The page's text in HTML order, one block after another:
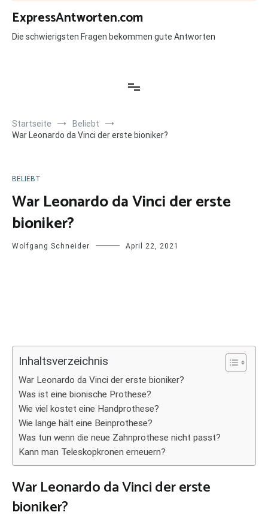
Zum
Inhalt
springen
ExpressAntworten.com
Die schwierigsten Fragen bekommen gute Antworten
Startseite
Beliebt
War Leonardo da Vinci der erste bioniker?
BELIEBT
War Leonardo da Vinci der erste
bioniker?
Wolfgang Schneider April 22, 2021
Inhaltsverzeichnis
War Leonardo da Vinci der erste bioniker?
Was ist eine bionische Prothese?
Wie viel kostet eine Handprothese?
Wie lange hält eine Beinprothese?
Was tun wenn die neue Zahnprothese nicht passt?
Kann man Teleskopkronen erneuern?
War Leonardo da Vinci der erste
bioniker?